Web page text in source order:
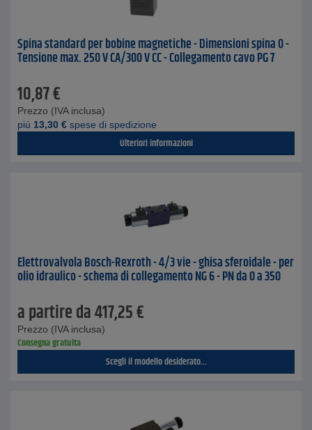
Spina standard per bobine magnetiche - Dimensioni spina 0 -
Tensione max. 250 V CA/300 V CC - Collegamento cavo PG 7
10,87€
Prezzo (IVA inclusa)
piú 13,30 € spese di spedizione
Ulteriori informazioni
Elettrovalvola Bosch-Rexroth - 4/3 vie - ghisa sferoidale - per
olio idraulico - schema di collegamento NG 6 - PN da 0 a 350
a partire da417,25€
Prezzo (IVA inclusa)
Consegna gratuita
Scegli il modello desiderato...